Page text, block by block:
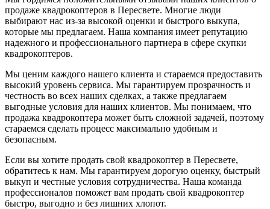
продаже квадрокоптеров в Пересвете. Многие люди
выбирают нас из-за высокой оценки и быстрого выкупа,
которые мы предлагаем. Наша компания имеет репутацию
надежного и профессионального партнера в сфере скупки
квадрокоптеров.
Мы ценим каждого нашего клиента и стараемся предоставить
высокий уровень сервиса. Мы гарантируем прозрачность и
честность во всех наших сделках, а также предлагаем
выгодные условия для наших клиентов. Мы понимаем, что
продажа квадрокоптера может быть сложной задачей, поэтому
стараемся сделать процесс максимально удобным и
безопасным.
Если вы хотите продать свой квадрокоптер в Пересвете,
обратитесь к нам. Мы гарантируем дорогую оценку, быстрый
выкуп и честные условия сотрудничества. Наша команда
профессионалов поможет вам продать свой квадрокоптер
быстро, выгодно и без лишних хлопот.